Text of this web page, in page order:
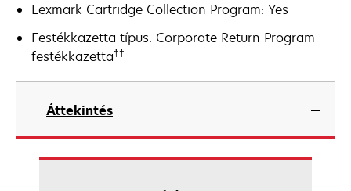
Lexmark Cartridge Collection Program: Yes
Festékkazetta típus: Corporate Return Program
festékkazetta††
Áttekintés